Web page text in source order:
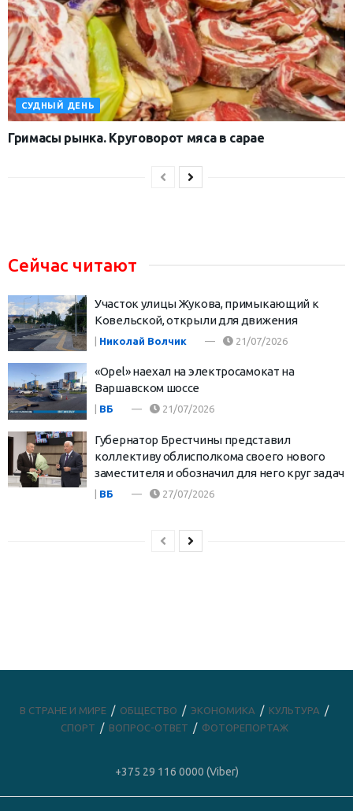
СУДНЫЙ ДЕНЬ
Гримасы рынка. Круговорот мяса в сарае
Сейчас читают
Участок улицы Жукова, примыкающий к
Ковельской, открыли для движения
| Николай Волчик 21/07/2026
«Opel» наехал на электросамокат на
Варшавском шоссе
ВБ 21/07/2026
Губернатор Брестчины представил
коллективу облисполкома своего нового
заместителя и обозначил для него круг задач
| ВБ 27/07/2026
В СТРАНЕ И МИРЕ ОБЩЕСТВО ЭКОНОМИКА
КУЛЬТУРА
СПОРТ
ВОПРОС-ОТВЕТ ФОТОРЕПОРТАЖ
+375 29 116 0000 (Viber)